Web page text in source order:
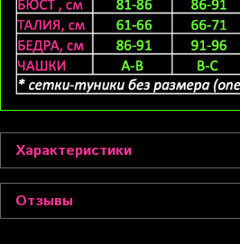
Характеристики
Отзывы